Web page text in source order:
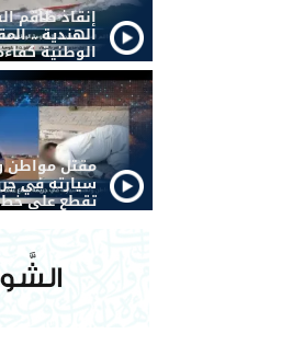
إنقاذ طاقم
الهندية ..
الوطنية
مقتل مواطن
سيارته في
تقطع على خط